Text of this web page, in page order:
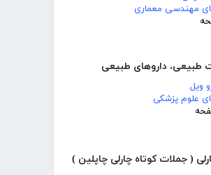
مهندسی معماری
طبیعی، داروهای طبیعی
ویل
علوم پزشکی
( جملات کوتاه چارلی چاپلین )